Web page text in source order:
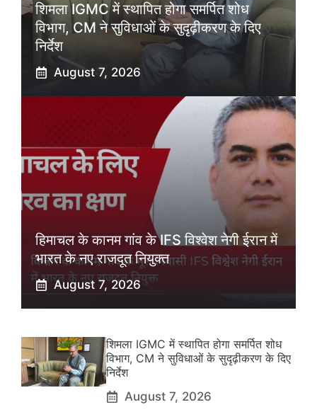
शिमला IGMC में स्थापित होगा समर्पित शोध
विभाग, CM ने सुविधाओं के सुदृढ़ीकरण के दिए
निर्देश
August 7, 2026
हिमाचल के कानम गांव के IFS विश्वेश नेगी ईरान में
भारत के नए राजदूत नियुक्त
August 7, 2026
शिमला IGMC में स्थापित होगा समर्पित शोध
विभाग, CM ने सुविधाओं के सुदृढ़ीकरण के दिए
निर्देश
August 7, 2026